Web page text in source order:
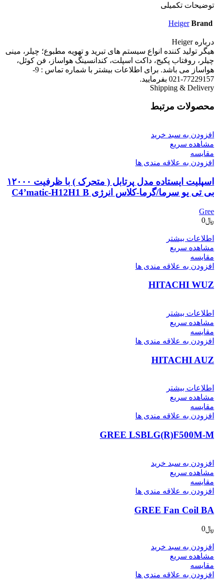
توضیحات تکمیلی
Brand
Heiger
درباره Heiger
هیگر تولید کننده انواع سیستم های تبرید و تهویه مطبوع؛ چیلر، مینی
چیلر، روفتاب پکیج، داکت اسپلت، کندانسینگ هواساز، فن کوئل،
هواساز می باشد. برای اطلاعات بیشتر با شماره تماس : 9-
77229157-021 بفرمایید.
Shipping & Delivery
محصولات مرتبط
افزودن به سبد خرید
مشاهده سریع
مقایسه
افزودن به علاقه مندی ها
اسپلیت ایستاده مدل پرتابل ( متحرک ) با ظرفیت ۱۲۰۰۰
بی تی یو سرما/گرما-کلاس انرژی C4’matic-H12H1 B
Gree
﷼0
اطلاعات بیشتر
مشاهده سریع
مقایسه
افزودن به علاقه مندی ها
HITACHI WUZ
اطلاعات بیشتر
مشاهده سریع
مقایسه
افزودن به علاقه مندی ها
HITACHI AUZ
اطلاعات بیشتر
مشاهده سریع
مقایسه
افزودن به علاقه مندی ها
GREE LSBLG(R)F500M-M
افزودن به سبد خرید
مشاهده سریع
مقایسه
افزودن به علاقه مندی ها
GREE Fan Coil BA
﷼0
افزودن به سبد خرید
مشاهده سریع
مقایسه
افزودن به علاقه مندی ها